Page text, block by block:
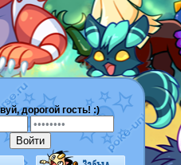
дорогой гость! :)